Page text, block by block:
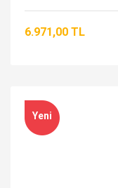
6.971,00 TL
Yeni